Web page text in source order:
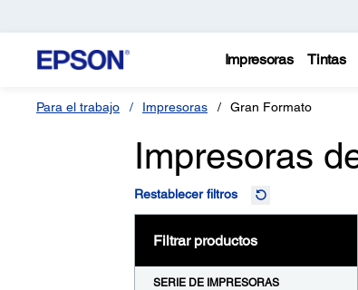
Impresoras Tintas
Para el trabajo Impresoras Gran Formato
Impresoras
Restablecer filtros
Filtrar productos
SERIE DE IMPRESORAS